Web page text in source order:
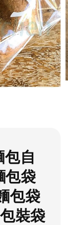
自
包袋
包袋
裝袋